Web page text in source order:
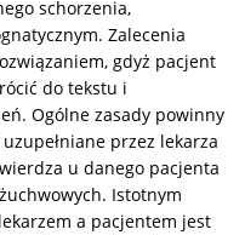
schorzenia,
Zalecenia
gdyż pacjent
do tekstu i
Ogólne zasady powinny
przez lekarza
u danego pacjenta
Istotnym
a pacjentem jest